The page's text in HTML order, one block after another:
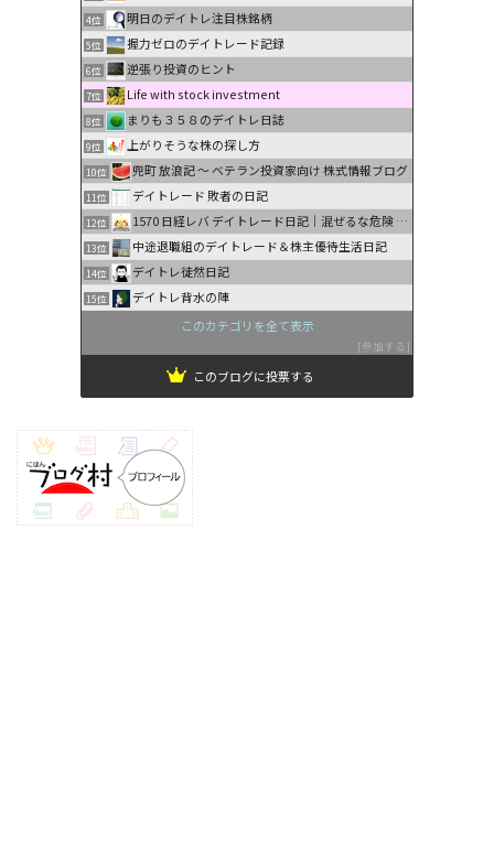
4位 明日のデイトレ注目株銘柄
5位 握力ゼロのデイトレード記録
6位 逆張り投資のヒント
7位 Life with stock investment
8位 まりも３５８のデイトレ日誌
9位 上がりそうな株の探し方
10位 兜町 放浪記 〜 ベテラン投資家向け 株式情報ブログ
11位 デイトレード 敗者の日記
12位 1570 日経レバ デイトレード日記｜混ぜるな危険 …
13位 中途退職組のデイトレード＆株主優待生活日記
14位 デイトレ徒然日記
15位
デイトレ背水の陣
このカテゴリを全て表示
参加する
このブログに投票する